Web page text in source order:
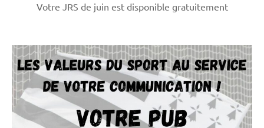
Votre JRS de juin est disponible gratuitement